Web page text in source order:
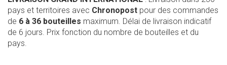
pays et territoires avec Chronopost pour des commandes
de 6 à 36 bouteilles maximum. Délai de livraison indicatif
de 6 jours. Prix fonction du nombre de bouteilles et du
pays.